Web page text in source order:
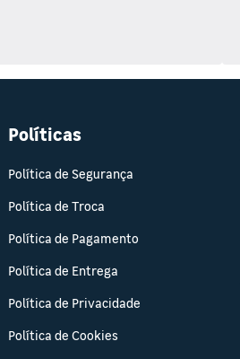
Políticas
Política de Segurança
Política de Troca
Política de Pagamento
Política de Entrega
Política de Privacidade
Política de Cookies